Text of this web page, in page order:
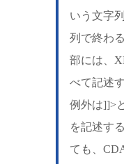
いう文字
列で終わ
部には、
べて記述
例外は]]>
を記述す
ても、